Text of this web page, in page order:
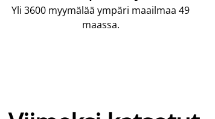
Yli 3600 myymälää ympäri maailmaa 49
maassa.